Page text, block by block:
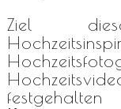
Ziel